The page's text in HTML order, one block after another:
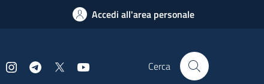
Accedi all'area personale
FacebookInstagramTelegram Cerca